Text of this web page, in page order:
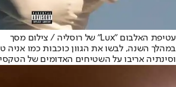
עטיפת האלבום "Lux" של רוסליה / צילום מסך
במהלך השנה, לבשו את הגוון כוכבות כמו אניה
וסינתיה אריבו על השטיחים האדומים של